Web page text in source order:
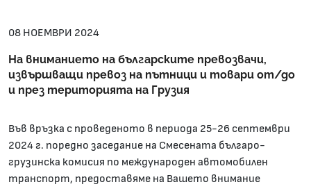
08 НОЕМВРИ 2024
На вниманието на българските превозвачи,
извършващи превоз на пътници и товари от/до
и през територията на Грузия
Във връзка с проведеното в периода 25-26 септември
2024 г. поредно заседание на Смесената българо-
грузинска комисия по международен автомобилен
транспорт, предоставяме на Вашето внимание